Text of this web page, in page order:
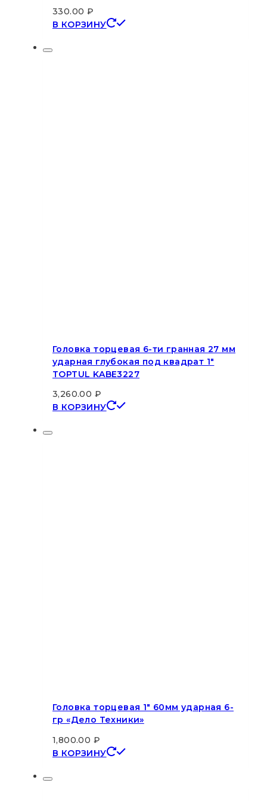
330.00 ₽
В КОРЗИНУ
Головка торцевая 6-ти гранная 27 мм
ударная глубокая под квадрат 1″
TOPTUL KABE3227
3,260.00 ₽
В КОРЗИНУ
Головка торцевая 1″ 60мм ударная 6-
гр «Дело Техники»
1,800.00 ₽
В КОРЗИНУ